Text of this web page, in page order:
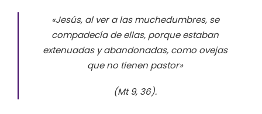
«Jesús, al ver a las muchedumbres, se
compadecía de ellas, porque estaban
extenuadas y abandonadas, como ovejas
que no tienen pastor»
(Mt 9, 36).